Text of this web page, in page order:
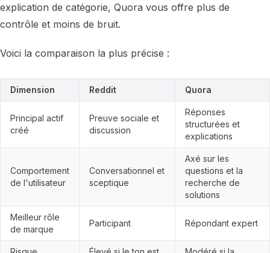
explication de catégorie, Quora vous offre plus de
contrôle et moins de bruit.
Voici la comparaison la plus précise :
Dimension Reddit Quora
Principal actif
créé
Preuve sociale et
discussion
Réponses
structurées et
explications
Comportement
de l'utilisateur
Conversationnel et
sceptique
Axé sur les
questions et la
recherche de
solutions
Meilleur rôle
de marque
Participant Répondant expert